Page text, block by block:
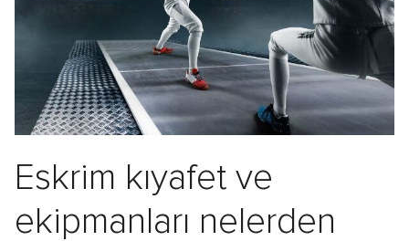
Eskrim kıyafet ve
ekipmanları nelerden